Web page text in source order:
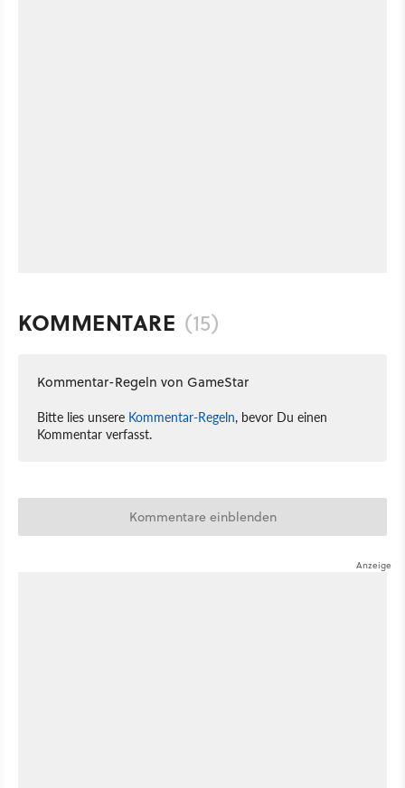
KOMMENTARE (15)
Kommentar-Regeln von GameStar
Bitte lies unsere Kommentar-Regeln, bevor Du einen
Kommentar verfasst.
Kommentare einblenden